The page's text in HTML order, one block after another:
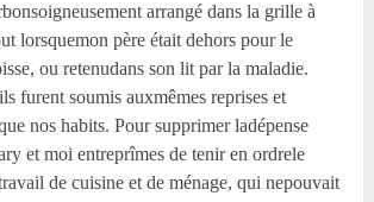
arrangé dans la grille à
lorsquemon père était dehors pour le
ou retenudans son lit par la maladie.
furent soumis auxmêmes reprises et
nos habits. Pour supprimer ladépense
et moi entreprîmes de tenir en ordrele
de cuisine et de ménage, qui nepouvait